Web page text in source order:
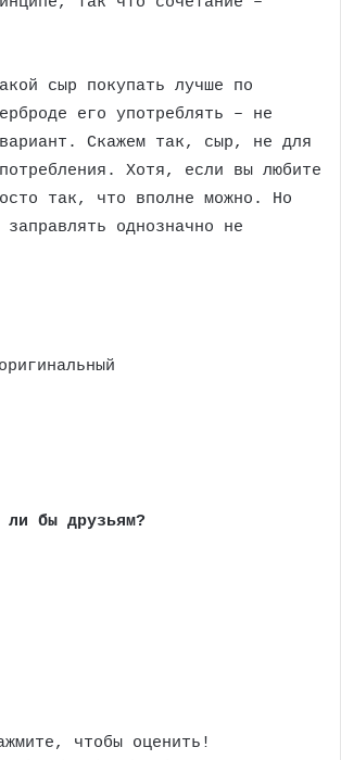
сыр покупать лучше по
его употреблять – не
Скажем так, сыр, не для
Хотя, если вы любите
так, что вполне можно. Но
однозначно не
ли бы друзьям?
чтобы оценить!